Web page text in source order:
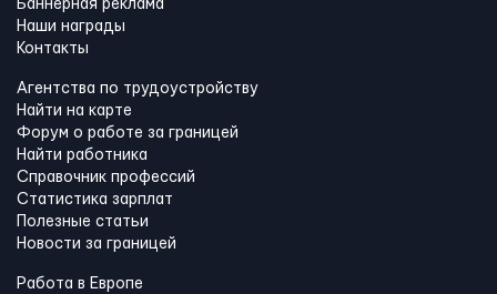
Баннерная реклама
Наши награды
Контакты
Агентства по трудоустройству
Найти на карте
Форум о работе за границей
Найти работника
Справочник профессий
Статистика зарплат
Полезные статьи
Новости за границей
Работа в Европе